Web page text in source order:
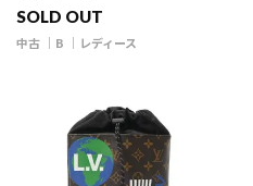
SOLD OUT
中古 B レディース